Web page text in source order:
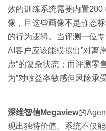
效的训练系统需要内置
像，且这些画像不是静态
的行为逻辑。当评测一位
AI客户应该能模拟出”对离
虑”的复杂状态；而评测零
为”对收益率敏感但风险承
深维智信Megaview的
现出独特价值。系统不仅